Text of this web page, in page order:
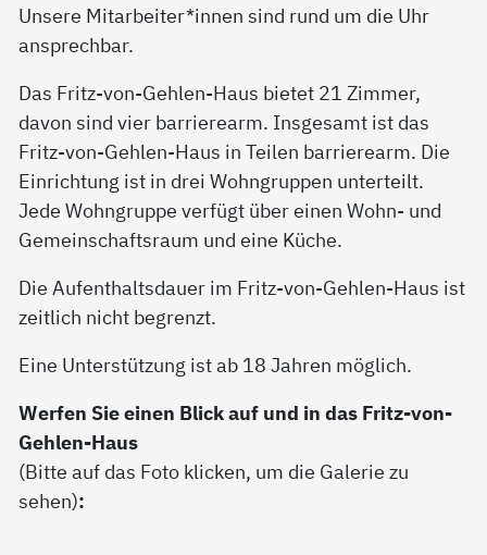
Unsere Mitarbeiter*innen sind rund um die Uhr
ansprechbar.
Das Fritz-von-Gehlen-Haus bietet 21 Zimmer,
davon sind vier barrierearm. Insgesamt ist das
Fritz-von-Gehlen-Haus in Teilen barrierearm. Die
Einrichtung ist in drei Wohngruppen unterteilt.
Jede Wohngruppe verfügt über einen Wohn- und
Gemeinschaftsraum und eine Küche.
Die Aufenthaltsdauer im Fritz-von-Gehlen-Haus ist
zeitlich nicht begrenzt.
Eine Unterstützung ist ab 18 Jahren möglich.
Werfen Sie einen Blick auf und in das Fritz-von-
Gehlen-Haus
(Bitte auf das Foto klicken, um die Galerie zu
sehen):